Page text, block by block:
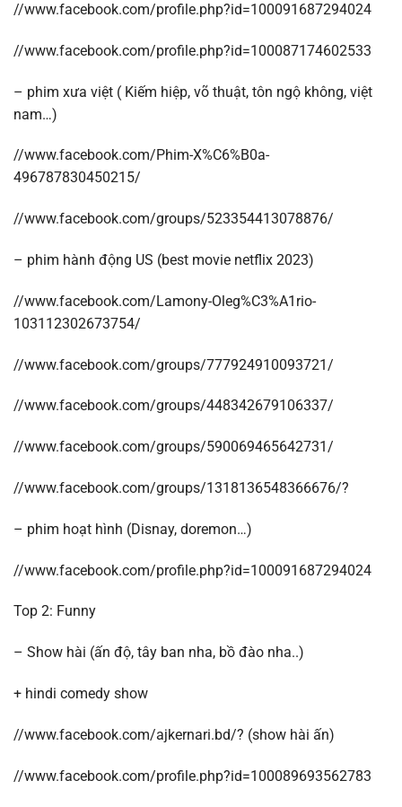
//www.facebook.com/profile.php?id=100091687294024
//www.facebook.com/profile.php?id=100087174602533
– phim xưa việt ( Kiếm hiệp, võ thuật, tôn ngộ không, việt
nam…)
//www.facebook.com/Phim-X%C6%B0a-
496787830450215/
//www.facebook.com/groups/523354413078876/
– phim hành động US (best movie netflix 2023)
//www.facebook.com/Lamony-Oleg%C3%A1rio-
103112302673754/
//www.facebook.com/groups/777924910093721/
//www.facebook.com/groups/448342679106337/
//www.facebook.com/groups/590069465642731/
//www.facebook.com/groups/1318136548366676/?
– phim hoạt hình (Disnay, doremon…)
//www.facebook.com/profile.php?id=100091687294024
Top 2: Funny
– Show hài (ấn độ, tây ban nha, bồ đào nha..)
+ hindi comedy show
//www.facebook.com/ajkernari.bd/? (show hài ấn)
//www.facebook.com/profile.php?id=100089693562783